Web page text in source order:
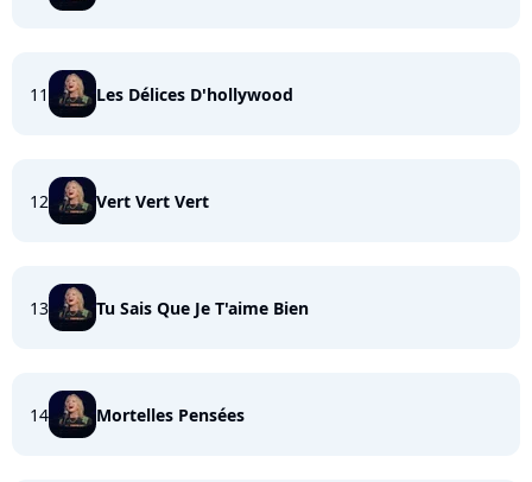
11 Les Délices D'hollywood
12 Vert Vert Vert
13 Tu Sais Que Je T'aime Bien
14 Mortelles Pensées